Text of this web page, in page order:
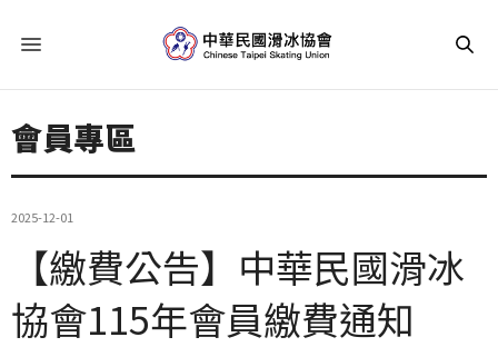
會員專區
2025-12-01
【繳費公告】中華民國滑冰
協會115年會員繳費通知